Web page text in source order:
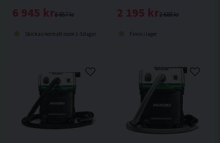
8 657 kr
6 945 kr
Skickas normalt inom 1-3 dagar
2 688 kr
2 195 kr
Finns i lager